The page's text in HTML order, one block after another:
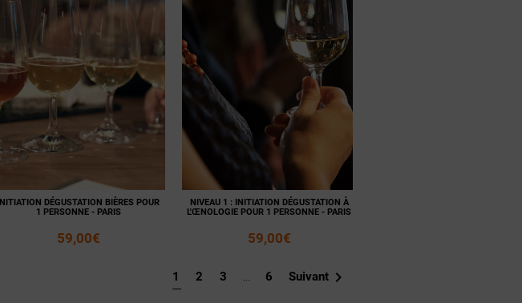
INITIATION DÉGUSTATION BIÈRES POUR
1 PERSONNE - PARIS
59,00€
NIVEAU 1 : INITIATION DÉGUSTATION À
L'ŒNOLOGIE POUR 1 PERSONNE - PARIS
59,00€
1 2 3 … 6 Suivant